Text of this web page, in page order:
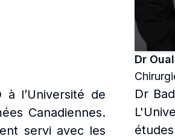
l’Université de
Canadiennes.
servi avec les
Dr
Dr